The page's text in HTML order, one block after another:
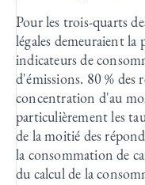
Pour les trois-quarts
légales demeuraient la
indicateurs de
d'émissions. 80 % des
concentration d'au
particulièrement les
de la moitié des
la consommation de
du calcul de la